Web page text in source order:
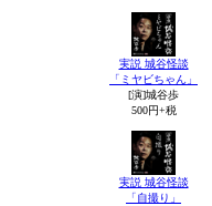
実説 城谷怪談
「ミヤビちゃん」
[演]城谷歩
500円+税
実説 城谷怪談
「自撮り」